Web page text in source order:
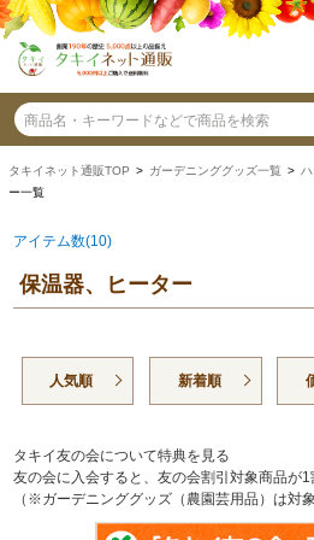
タキイネット通販TOP > ガーデニンググッズ一覧 >
ー一覧
アイテム数(10)
保温器、ヒーター
人気順 新着順
タキイ友の会について特典を見る
友の会に入会すると、友の会割引対象商品が1
（※ガーデニンググッズ（農園芸用品）は対